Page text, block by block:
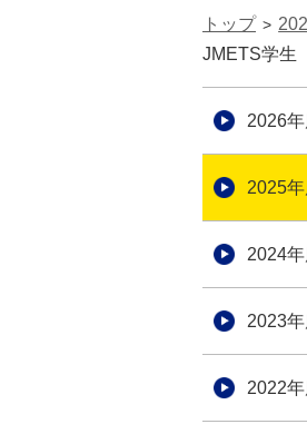
トップ
JMETS学生
2026
2025
2024
2023
2022